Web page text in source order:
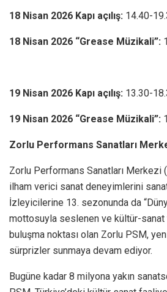
18 Nisan 2026 Kapı açılış: 14.40-
18 Nisan 2026 “Grease Müzikali”:
19 Nisan 2026 Kapı açılış: 13.30-
19 Nisan 2026 “Grease Müzikali”:
Zorlu Performans Sanatları
Zorlu Performans Sanatları Merkezi
ilham verici sanat deneyimlerini
İzleyicilerine 13. sezonunda da
mottosuyla seslenen ve kültür-sanat
buluşma noktası olan Zorlu PSM,
sürprizler sunmaya devam ediyor.
Bugüne kadar 8 milyona yakın